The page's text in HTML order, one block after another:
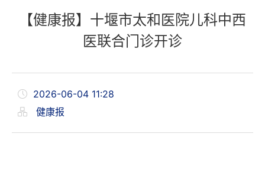
【健康报】十堰市太和医院儿科中西
医联合门诊开诊
2026-06-04 11:28
健康报